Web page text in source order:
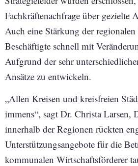
Fachkräftenachfrage über gezielte
Auch eine Stärkung der
Beschäftigte schnell mit
Aufgrund der sehr
Ansätze zu entwickeln.
„Allen Kreisen und kreisfreien
immens“, sagt Dr. Christa
innerhalb der Regionen rückten
Unterstützungsangebote für die
kommunalen Wirtschaftsförderer